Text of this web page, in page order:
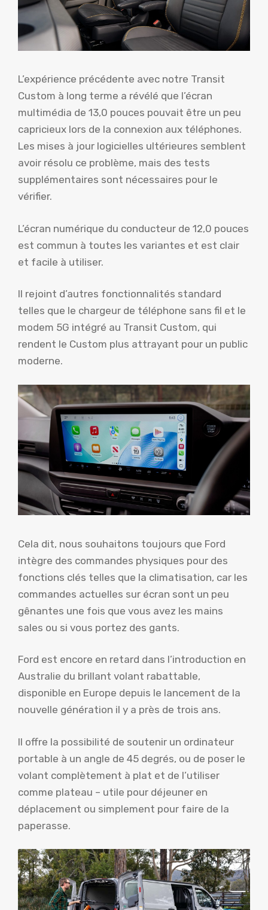
L’expérience précédente avec notre Transit
Custom à long terme a révélé que l’écran
multimédia de 13,0 pouces pouvait être un peu
capricieux lors de la connexion aux téléphones.
Les mises à jour logicielles ultérieures semblent
avoir résolu ce problème, mais des tests
supplémentaires sont nécessaires pour le
vérifier.
L’écran numérique du conducteur de 12,0 pouces
est commun à toutes les variantes et est clair
et facile à utiliser.
Il rejoint d’autres fonctionnalités standard
telles que le chargeur de téléphone sans fil et le
modem 5G intégré au Transit Custom, qui
rendent le Custom plus attrayant pour un public
moderne.
Cela dit, nous souhaitons toujours que Ford
intègre des commandes physiques pour des
fonctions clés telles que la climatisation, car les
commandes actuelles sur écran sont un peu
gênantes une fois que vous avez les mains
sales ou si vous portez des gants.
Ford est encore en retard dans l’introduction en
Australie du brillant volant rabattable,
disponible en Europe depuis le lancement de la
nouvelle génération il y a près de trois ans.
Il offre la possibilité de soutenir un ordinateur
portable à un angle de 45 degrés, ou de poser le
volant complètement à plat et de l’utiliser
comme plateau – utile pour déjeuner en
déplacement ou simplement pour faire de la
paperasse.